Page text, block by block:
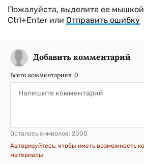
Пожалуйста, выделите ее
Ctrl+Enter или Отправить ошибку
Добавить комментарий
Всего комментариев: 0
Осталось символов: 2000
Авторизуйтесь, чтобы иметь возможность
материалы